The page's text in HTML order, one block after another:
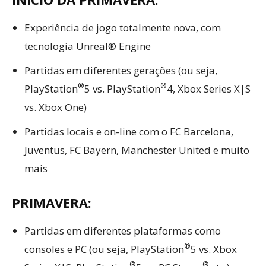
Experiência de jogo totalmente nova, com
tecnologia Unreal® Engine
Partidas em diferentes gerações (ou seja,
PlayStation®5 vs. PlayStation®4, Xbox Series X|S
vs. Xbox One)
Partidas locais e on-line com o FC Barcelona,
Juventus, FC Bayern, Manchester United e muito
mais
PRIMAVERA:
Partidas em diferentes plataformas como
consoles e PC (ou seja, PlayStation®5 vs. Xbox